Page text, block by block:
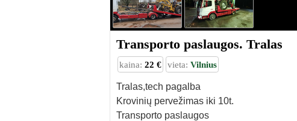
Transporto paslaugos. Tralas
kaina: 22 € vieta: Vilnius
Tralas,tech pagalba
Krovinių pervežimas iki 10t.
Transporto paslaugos